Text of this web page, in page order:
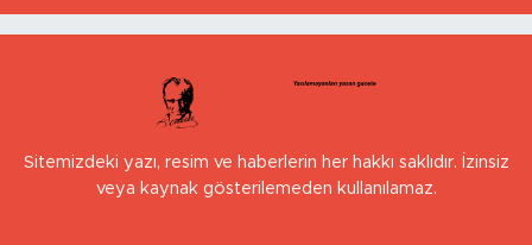
Sitemizdeki yazı, resim ve haberlerin her hakkı saklıdır. İzinsiz
veya kaynak gösterilemeden kullanılamaz.